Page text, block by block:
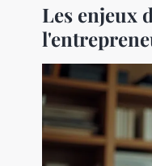
Les enjeux